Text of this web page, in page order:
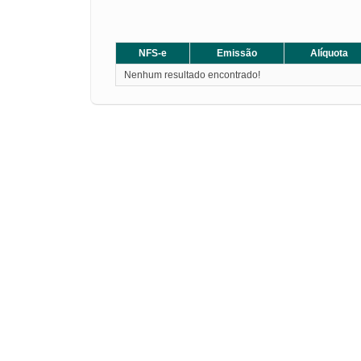
NFS-e Emissão Alíquota
Nenhum resultado encontrado!